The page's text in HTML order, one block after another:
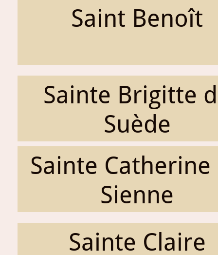
Saint Benoît
Sainte Brigitte
Suède
Sainte Catherine
Sienne
Sainte Claire